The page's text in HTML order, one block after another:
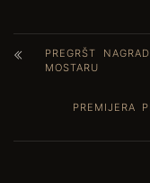
PREGRŠT
MOSTARU
PREMIJERA